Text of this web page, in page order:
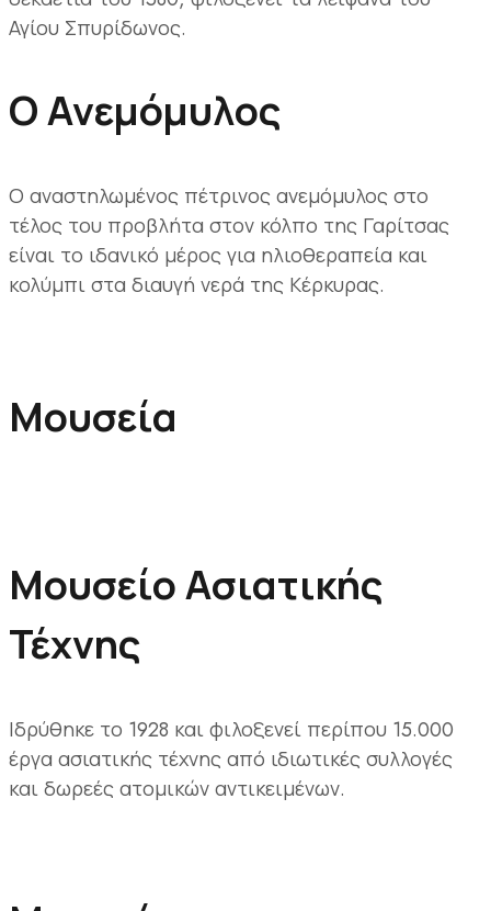
Αγίου Σπυρίδωνος.
Ο Ανεμόμυλος
Ο αναστηλωμένος πέτρινος ανεμόμυλος στο
τέλος του προβλήτα στον κόλπο της Γαρίτσας
είναι το ιδανικό μέρος για ηλιοθεραπεία και
κολύμπι στα διαυγή νερά της Κέρκυρας.
Μουσεία
Μουσείο Ασιατικής
Τέχνης
Ιδρύθηκε το 1928 και φιλοξενεί περίπου 15.000
έργα ασιατικής τέχνης από ιδιωτικές συλλογές
και δωρεές ατομικών αντικειμένων.